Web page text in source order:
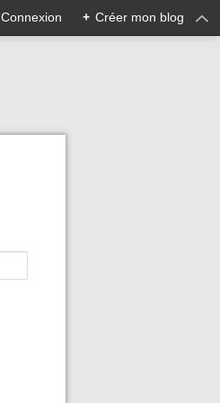
Connexion + Créer mon blog